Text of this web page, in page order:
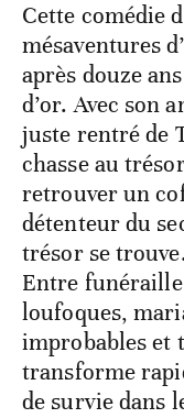
Cette comédie
mésaventures
après douze
d’or. Avec son
juste rentré de
chasse au
retrouver un
détenteur du
trésor se
Entre
loufoques,
improbables et
transforme
de survie dans